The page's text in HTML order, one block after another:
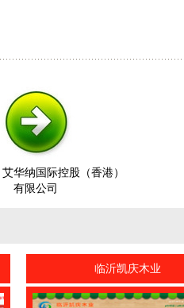
艾华纳国际控股（香港）
有限公司
临沂凯庆木业